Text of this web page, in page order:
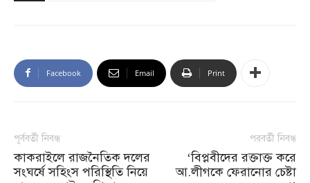
Facebook Email Print
পূর্ববর্তী নিবন্ধ
কাকরাইলে রাজনৈতিক দলের
সংঘর্ষে সহিংস পরিস্থিতি নিয়ে
পরবর্তী নিবন্ধ
‘বিপ্লবীদের রক্তাক্ত করে
আ.লীগকে ফেরানোর চেষ্টা